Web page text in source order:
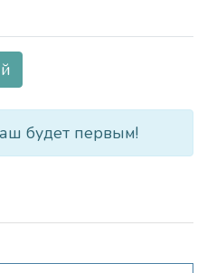
будет первым!